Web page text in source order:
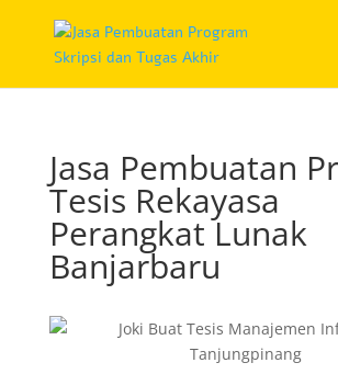
Jasa Pembuatan
Tesis Rekayasa
Perangkat Lunak
Banjarbaru